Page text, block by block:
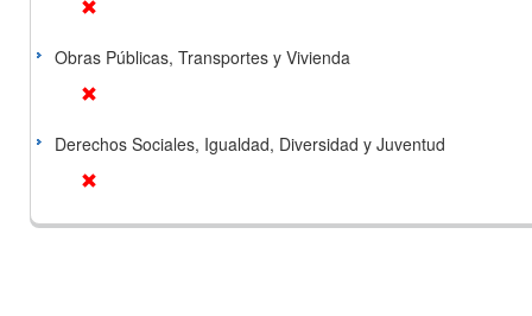
Obras Públicas, Transportes y Vivienda
Derechos Sociales, Igualdad, Diversidad y Juventud